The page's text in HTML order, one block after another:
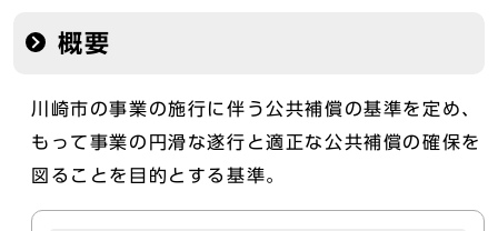
概要
川崎市の事業の施行に伴う公共補償の基準を定め、
もって事業の円滑な遂行と適正な公共補償の確保を
図ることを目的とする基準。